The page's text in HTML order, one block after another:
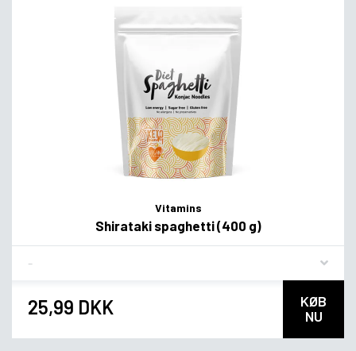
Vitamins
Shirataki spaghetti (400 g)
25,99 DKK
KØB
NU